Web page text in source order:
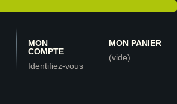
MON
COMPTE
Identifiez-vous
MON PANIER
(vide)